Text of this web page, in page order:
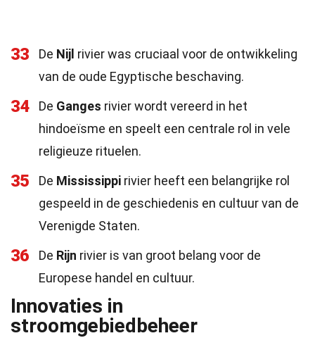
33 De Nijl rivier was cruciaal voor de ontwikkeling
van de oude Egyptische beschaving.
34 De Ganges rivier wordt vereerd in het
hindoeïsme en speelt een centrale rol in vele
religieuze rituelen.
35 De Mississippi rivier heeft een belangrijke rol
gespeeld in de geschiedenis en cultuur van de
Verenigde Staten.
36 De Rijn rivier is van groot belang voor de
Europese handel en cultuur.
Innovaties in
stroomgebiedbeheer